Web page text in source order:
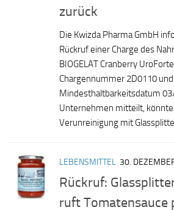
zurück
Die Kwizda Pharma GmbH
Rückruf einer Charge des
BIOGELAT Cranberry
Chargennummer 2D0110
Mindesthaltbarkeitsdatum
Unternehmen mitteilt,
Verunreinigung mit
LEBENSMITTEL 30.
Rückruf:
ruft Tomatensauce